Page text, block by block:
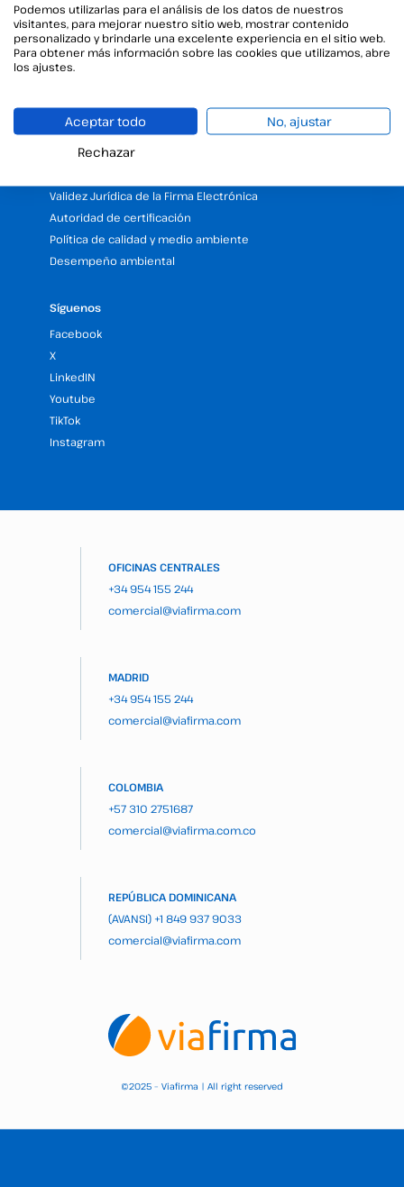
Blog
Centro de Ayuda
API
Trabaja con nosotros
Validez Jurídica de la Firma Electrónica
Autoridad de certificación
Política de calidad y medio ambiente
Desempeño ambiental
Síguenos
Facebook
X
LinkedIN
Youtube
TikTok
Instagram
OFICINAS CENTRALES
+34 954 155 244
comercial@viafirma.com
MADRID
+34 954 155 244
comercial@viafirma.com
COLOMBIA
+57 310 2751687
comercial@viafirma.com.co
REPÚBLICA DOMINICANA
(AVANSI) +1 849 937 9033
comercial@viafirma.com
©2025 – Viafirma | All right reserved
Podemos utilizarlas para el análisis de los datos de nuestros
visitantes, para mejorar nuestro sitio web, mostrar contenido
personalizado y brindarle una excelente experiencia en el sitio web.
Para obtener más información sobre las cookies que utilizamos, abre
los ajustes.
Aceptar todo
No, ajustar
Rechazar